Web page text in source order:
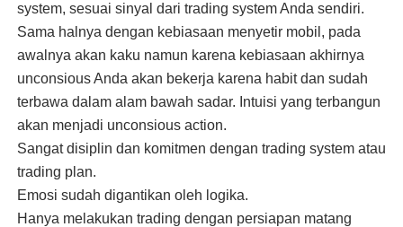
system, sesuai sinyal dari trading system Anda sendiri.
Sama halnya dengan kebiasaan menyetir mobil, pada
awalnya akan kaku namun karena kebiasaan akhirnya
unconsious Anda akan bekerja karena habit dan sudah
terbawa dalam alam bawah sadar. Intuisi yang terbangun
akan menjadi unconsious action.
Sangat disiplin dan komitmen dengan trading system atau
trading plan.
Emosi sudah digantikan oleh logika.
Hanya melakukan trading dengan persiapan matang